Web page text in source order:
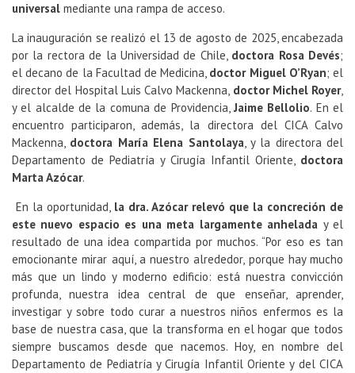
universal mediante una rampa de acceso.
La inauguración se realizó el 13 de agosto de 2025, encabezada
por la rectora de la Universidad de Chile, doctora Rosa Devés;
el decano de la Facultad de Medicina, doctor Miguel O’Ryan; el
director del Hospital Luis Calvo Mackenna, doctor Michel Royer,
y el alcalde de la comuna de Providencia,Jaime Bellolio. En el
encuentro participaron, además, la directora del CICA Calvo
Mackenna, doctora María Elena Santolaya, y la directora del
Departamento de Pediatría y Cirugía Infantil Oriente, doctora
Marta Azócar.
En la oportunidad, la dra. Azócar relevó que la concreción de
este nuevo espacio es una meta largamente anhelada y el
resultado de una idea compartida por muchos. “Por eso es tan
emocionante mirar aquí, a nuestro alrededor, porque hay mucho
más que un lindo y moderno edificio: está nuestra convicción
profunda, nuestra idea central de que enseñar, aprender,
investigar y sobre todo curar a nuestros niños enfermos es la
base de nuestra casa, que la transforma en el hogar que todos
siempre buscamos desde que nacemos. Hoy, en nombre del
Departamento de Pediatría y Cirugía Infantil Oriente y del CICA